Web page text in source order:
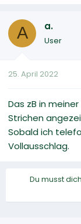
A a.
User
25. April 2022
Das zB in
Strichen
Sobald ich
Vollausschlag.
Du musst